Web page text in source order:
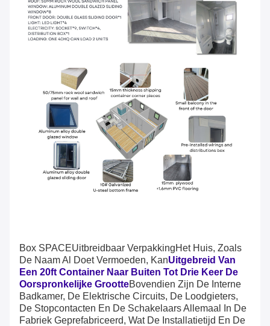
Box SPACEUitbreidbaar VerpakkingHet Huis, Zoals
De Naam Al Doet Vermoeden, KanUitgebreid Van
Een 20ft Container Naar Buiten Tot Drie Keer De
Oorspronkelijke GrootteBovendien Zijn De Interne
Badkamer, De Elektrische Circuits, De Loodgieters,
De Stopcontacten En De Schakelaars Allemaal In De
Fabriek Geprefabriceerd, Wat De Installatietijd En De